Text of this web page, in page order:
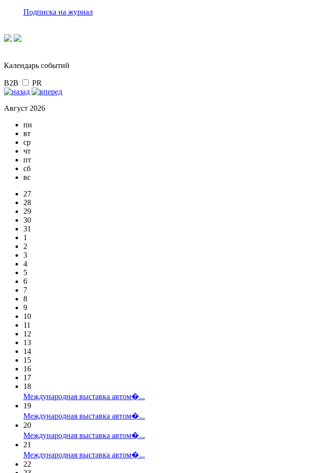
Подписка на журнал
Календарь событий
B2B PR
Август 2026
пн
вт
ср
чт
пт
сб
вс
27
28
29
30
31
1
2
3
4
5
6
7
8
9
10
11
12
13
14
15
16
17
18
Международная выставка автом�...
19
Международная выставка автом�...
20
Международная выставка автом�...
21
Международная выставка автом�...
22